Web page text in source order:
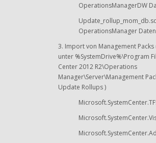
OperationsManagerDW
OperationsManager
Import von Management Packs
unter %SystemDrive%\Program
Center 2012 R2\Operations
Manager\Server\Management
Update Rollups )